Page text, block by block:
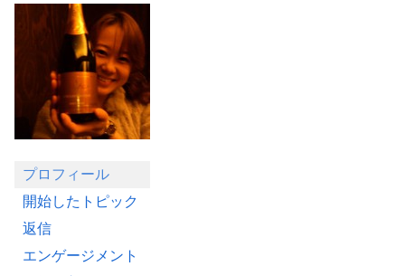
プロフィール
開始したトピック
返信
エンゲージメント